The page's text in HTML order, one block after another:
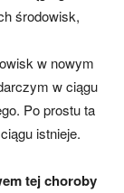
środowisk,
w nowym
w ciągu
Po prostu ta
istnieje.
tej choroby